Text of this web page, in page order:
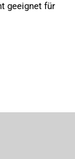
geeignet für